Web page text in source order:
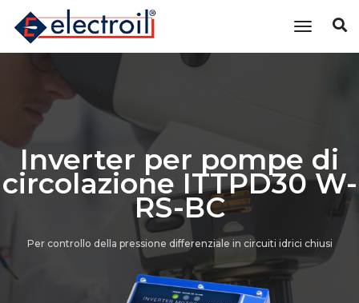
Cambia
Inverter per pompe di
circolazione ITTPD30 W-
RS-BC
Per controllo della pressione differenziale in circuiti idrici chiusi